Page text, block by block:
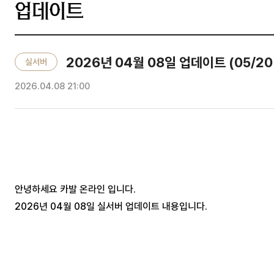
업데이트
실서버 2026년 04월 08일 업데이트 (05/
2026.04.08 21:00
안녕하세요 카발 온라인 입니다.
2026년 04월 08일 실서버 업데이트 내용입니다.